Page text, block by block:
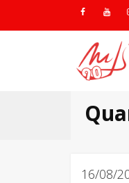
16/08/